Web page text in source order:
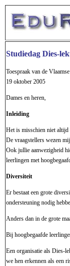
Studiedag Dies-
Toespraak van de
19 oktober 2005
Dames en heren,
Inleiding
Het is misschien niet altijd
De vraagstellers wezen
Ook jullie aanwezigheid
leerlingen met
Diversiteit
Er bestaat een grote
ondersteuning nodig
Anders dan in de grote
Bij hoogbegaafde
Een organisatie als Dies-
we hen erkennen als een